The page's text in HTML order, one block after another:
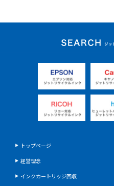
ジット
ンク
トップページ
経営理念
インクカートリッジ回収